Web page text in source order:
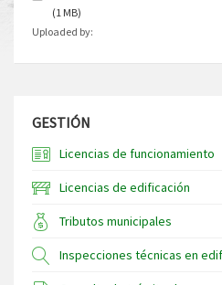
(1 MB)
Uploaded by:
GESTIÓN
Licencias de funcionamiento
Licencias de edificación
Tributos municipales
Inspecciones técnicas en